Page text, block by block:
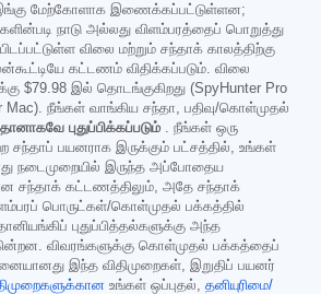
மேற்கோளாக இணைக்கப்பட்டுள்ளன;
நாடு அல்லது விளம்பரத்தைப் பொறுத்து
விலை மற்றும் சந்தாக் காலத்திற்கு
கட்டணம் விதிக்கப்படும். விலை
$79.98 இல் தொடங்குகிறது (SpyHunter Pro
Mac). நீங்கள் வாங்கிய சந்தா, பதிவு/கொள்முதல்
தானாகவே புதுப்பிக்கப்படும் . நீங்கள் ஒரு
பயனராக இருக்கும் பட்சத்தில், உங்கள்
நடைமுறையில் இருந்த அப்போதைய
சந்தாக் கட்டணத்திலும், அதே சந்தாக்
பொருட்கள்/கொள்முதல் பக்கத்தில்
தானியங்கிப் புதுப்பித்தல்களுக்கு அந்த
விவரங்களுக்கு கொள்முதல் பக்கத்தைப்
இந்த விதிமுறைகள், இறுதிப் பயனர்
உங்கள் ஒப்புதல், தனியுரிமை/